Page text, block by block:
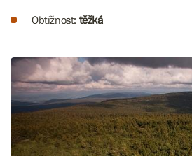
Obtížnost: těžká